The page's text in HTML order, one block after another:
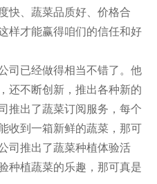
快、蔬菜品质好、价格合
样才能赢得咱们的信任和好
司已经做得相当不错了。他
还不断创新，推出各种新的
推出了蔬菜订阅服务，每个
收到一箱新鲜的蔬菜，那可
司推出了蔬菜种植体验活
种植蔬菜的乐趣，那可真是